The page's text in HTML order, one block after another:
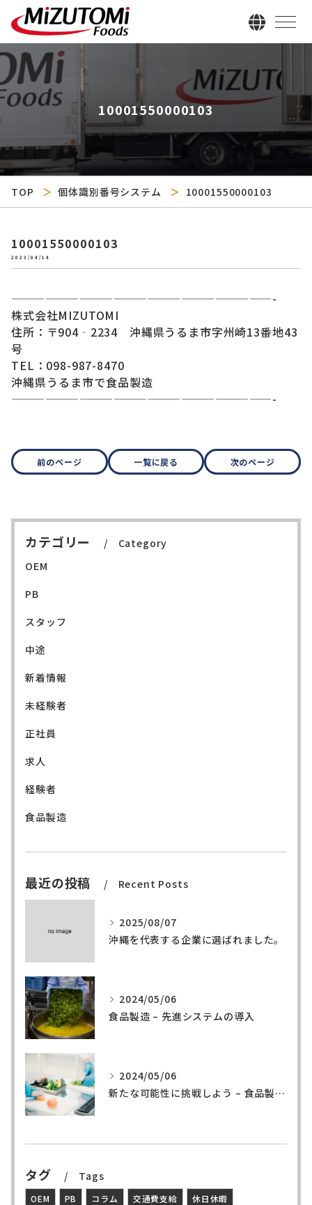
10001550000103
TOP 個体識別番号システム 10001550000103
10001550000103
2023/04/14
———————————————————————-
株式会社MIZUTOMI
住所：〒904‐2234 沖縄県うるま市字州崎13番地43
号
TEL：098-987-8470
沖縄県うるま市で食品製造
———————————————————————-
前のページ 一覧に戻る 次のページ
カテゴリー
Category
OEM
PB
スタッフ
中途
新着情報
未経験者
正社員
求人
経験者
食品製造
最近の投稿 Recent Posts
2025/08/07
沖縄を代表する企業に選ばれました。
2024/05/06
食品製造 – 先進システムの導入
2024/05/06
新たな可能性に挑戦しよう – 食品製造の世界へ
タグ Tags
OEM PB コラム 交通費支給 休日休暇